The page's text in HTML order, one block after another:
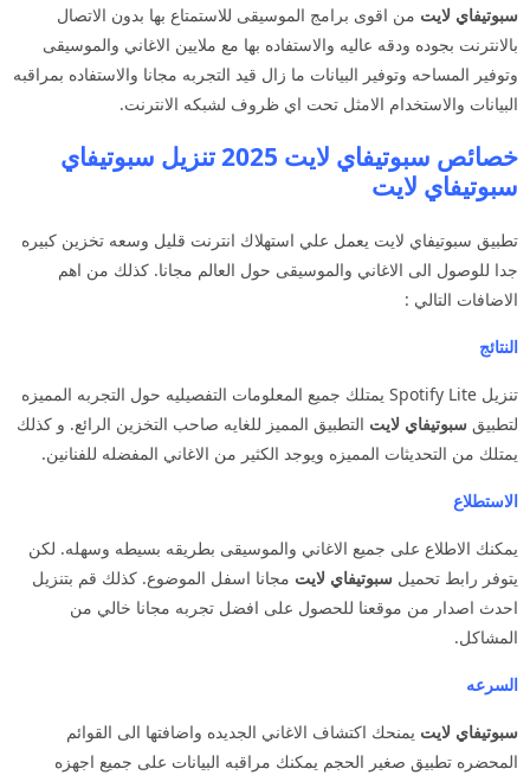
سبوتيفاي لايت من اقوى برامج الموسيقى للاستمتاع بها بدون الاتصال
بالانترنت بجوده ودقه عاليه والاستفاده بها مع ملايين الاغاني والموسيقى
وتوفير المساحه وتوفير البيانات ما زال قيد التجربه مجانا والاستفاده بمراقبه
البيانات والاستخدام الامثل تحت اي ظروف لشبكه الانترنت.
خصائص سبوتيفاي لايت 2025 تنزيل سبوتيفاي
سبوتيفاي لايت
تطبيق سبوتيفاي لايت يعمل علي استهلاك انترنت قليل وسعه تخزين كبيره
جدا للوصول الى الاغاني والموسيقى حول العالم مجانا. كذلك من اهم
الاضافات التالي :
النتائج
تنزيل Spotify Lite يمتلك جميع المعلومات التفصيليه حول التجربه المميزه
لتطبيق سبوتيفاي لايت التطبيق المميز للغايه صاحب التخزين الرائع. و كذلك
يمتلك من التحديثات المميزه ويوجد الكثير من الاغاني المفضله للفنانين.
الاستطلاع
يمكنك الاطلاع على جميع الاغاني والموسيقى بطريقه بسيطه وسهله. لكن
يتوفر رابط تحميل سبوتيفاي لايت مجانا اسفل الموضوع. كذلك قم بتنزيل
احدث اصدار من موقعنا للحصول على افضل تجربه مجانا خالي من
المشاكل.
السرعه
سبوتيفاي لايت يمنحك اكتشاف الاغاني الجديده واضافتها الى القوائم
المحضره تطبيق صغير الحجم يمكنك مراقبه البيانات على جميع اجهزه